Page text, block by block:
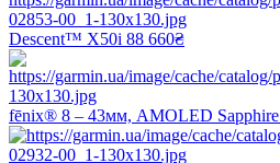
Descent™ X50i 88 660₴
fēnix® 8 – 43мм, AMOLED Sapphire